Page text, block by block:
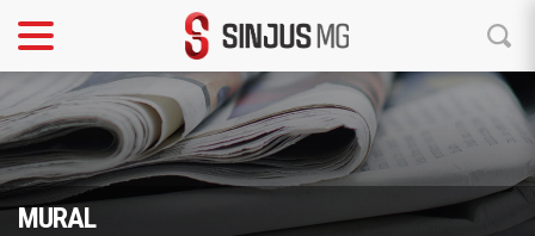
MURAL